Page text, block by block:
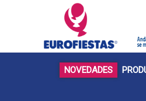
NOVEDADES